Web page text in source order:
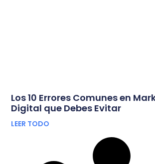
Los 10 Errores Comunes en
Digital que Debes Evitar
LEER TODO